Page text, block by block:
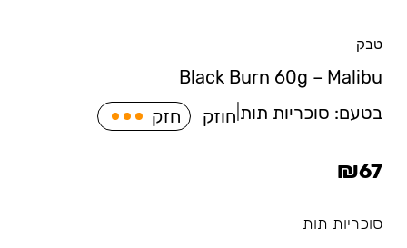
טבק
Black Burn 60g – Malibu
בטעם: סוכריות תות חוזק חזק
₪67
סוכריות תות